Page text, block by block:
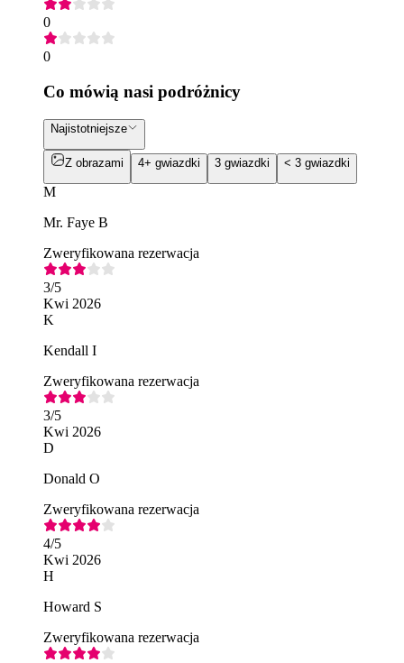
0
0
Co mówią nasi podróżnicy
Najistotniejsze
Z obrazami 4+ gwiazdki 3 gwiazdki < 3 gwiazdki
M
Mr. Faye B
Zweryfikowana rezerwacja
3/5
Kwi 2026
K
Kendall I
Zweryfikowana rezerwacja
3/5
Kwi 2026
D
Donald O
Zweryfikowana rezerwacja
4/5
Kwi 2026
H
Howard S
Zweryfikowana rezerwacja